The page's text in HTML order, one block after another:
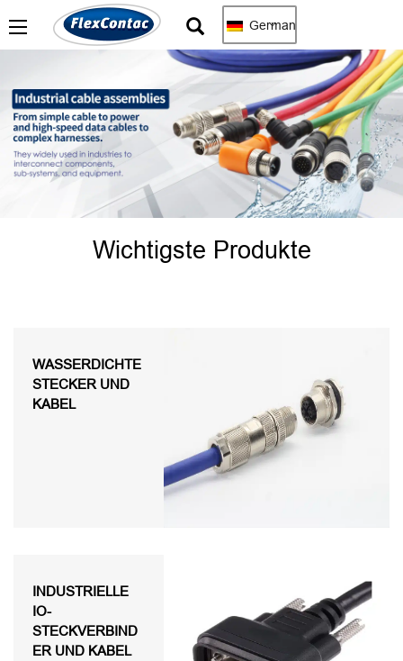
German
Wichtigste Produkte
WASSERDICHTE
STECKER UND
KABEL
INDUSTRIELLE
IO-
STECKVERBIND
ER UND KABEL